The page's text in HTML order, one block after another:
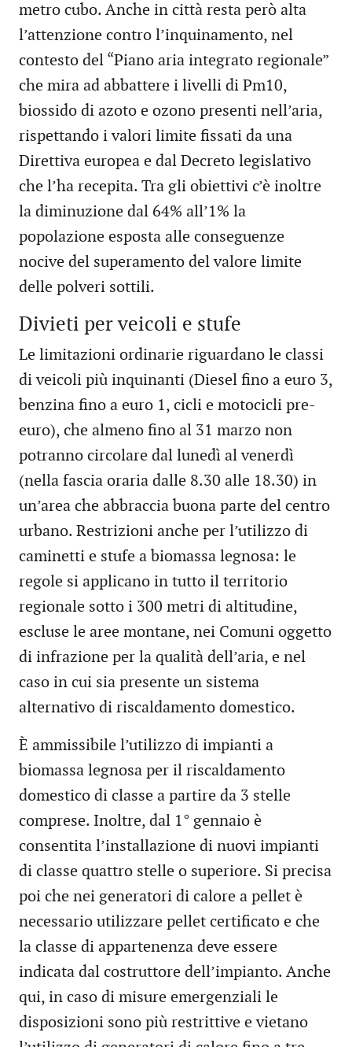
metro cubo. Anche in città resta però alta
l’attenzione contro l’inquinamento, nel
contesto del “Piano aria integrato regionale”
che mira ad abbattere i livelli di Pm10,
biossido di azoto e ozono presenti nell’aria,
rispettando i valori limite fissati da una
Direttiva europea e dal Decreto legislativo
che l’ha recepita. Tra gli obiettivi c’è inoltre
la diminuzione dal 64% all’1% la
popolazione esposta alle conseguenze
nocive del superamento del valore limite
delle polveri sottili.
Divieti per veicoli e stufe
Le limitazioni ordinarie riguardano le classi
di veicoli più inquinanti (Diesel fino a euro 3,
benzina fino a euro 1, cicli e motocicli pre-
euro), che almeno fino al 31 marzo non
potranno circolare dal lunedì al venerdì
(nella fascia oraria dalle 8.30 alle 18.30) in
un’area che abbraccia buona parte del centro
urbano. Restrizioni anche per l’utilizzo di
caminetti e stufe a biomassa legnosa: le
regole si applicano in tutto il territorio
regionale sotto i 300 metri di altitudine,
escluse le aree montane, nei Comuni oggetto
di infrazione per la qualità dell’aria, e nel
caso in cui sia presente un sistema
alternativo di riscaldamento domestico.
È ammissibile l’utilizzo di impianti a
biomassa legnosa per il riscaldamento
domestico di classe a partire da 3 stelle
comprese. Inoltre, dal 1° gennaio è
consentita l’installazione di nuovi impianti
di classe quattro stelle o superiore. Si precisa
poi che nei generatori di calore a pellet è
necessario utilizzare pellet certificato e che
la classe di appartenenza deve essere
indicata dal costruttore dell’impianto. Anche
qui, in caso di misure emergenziali le
disposizioni sono più restrittive e vietano